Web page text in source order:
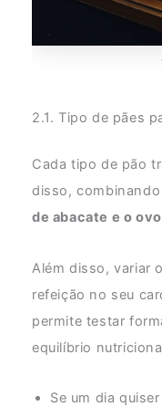
2.1. Tipo de pães
Cada tipo de pão
disso,
de abacate e o
Além disso, variar
refeição no seu
permite testar
equilíbrio
Se um dia